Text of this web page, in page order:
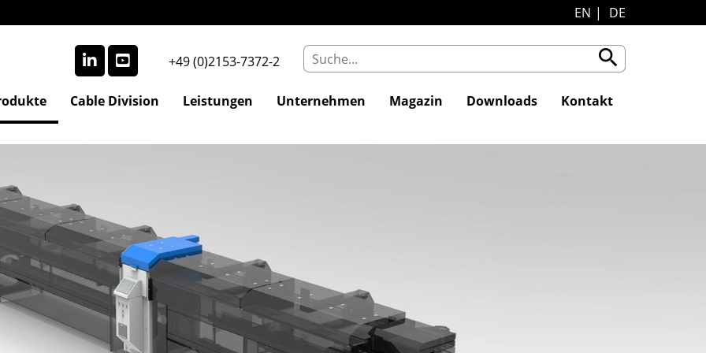
EN DE
+49 (0)2153-7372-2 search
Cable Division Leistungen Unternehmen Magazin Downloads Kontakt